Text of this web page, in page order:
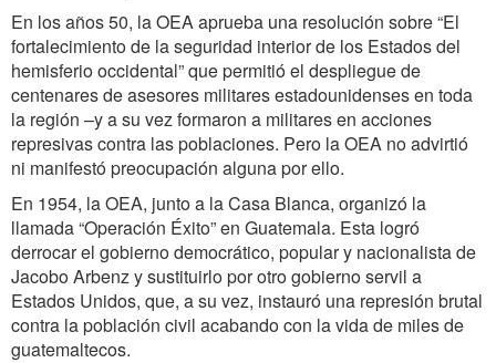
En los años 50, la OEA aprueba una resolución sobre “El
fortalecimiento de la seguridad interior de los Estados del
hemisferio occidental” que permitió el despliegue de
centenares de asesores militares estadounidenses en toda
la región –y a su vez formaron a militares en acciones
represivas contra las poblaciones. Pero la OEA no advirtió
ni manifestó preocupación alguna por ello.
En 1954, la OEA, junto a la Casa Blanca, organizó la
llamada “Operación Éxito” en Guatemala. Esta logró
derrocar el gobierno democrático, popular y nacionalista de
Jacobo Arbenz y sustituirlo por otro gobierno servil a
Estados Unidos, que, a su vez, instauró una represión brutal
contra la población civil acabando con la vida de miles de
guatemaltecos.